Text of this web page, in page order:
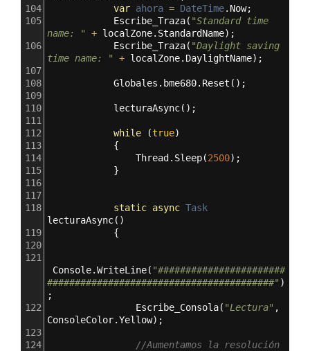
104
var ahora = DateTime. Now;
105
Escribe_Traza( "Standard time
name: "
+ localZone. StandardName);
106
Escribe_Traza( "Daylight saving
time name: "
+ localZone. DaylightName);
107
108
Globales . bme680. Reset ();
109
110
lecturaAsync();
111
112
while (true)
113
{
114
Thread . Sleep(2500);
115
}
116
117
118
static async Task
lecturaAsync()
119
{
120
121
Console.WriteLine( "#######################
#########################################" )
;
122
Escribe_Consola( "Lectura"
ConsoleColor.Yellow);
123
124
//Aumentamos la resolución